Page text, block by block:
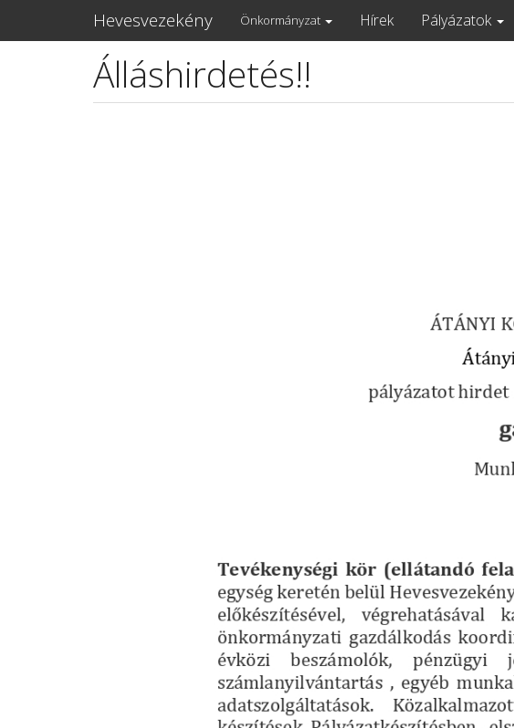
Hevesvezekény
Main
navigation
Önkormányzat Hírek Pályázatok
Álláshirdetés!!